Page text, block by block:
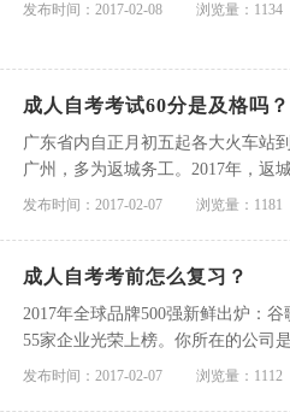
发布时间：2017-02-08 浏览量：1134
成人自考考试60分是及格吗？
广东省内自正月初五起各大火车站
广州，多为返城务工。2017年，返
下的新年愿望吗？期盼来年遇见更
发布时间：2017-02-07 浏览量：1181
成人自考考前怎么复习？
2017年全球品牌500强新鲜出炉：
55家企业光荣上榜。你所在的公司
度？
发布时间：2017-02-07 浏览量：1112